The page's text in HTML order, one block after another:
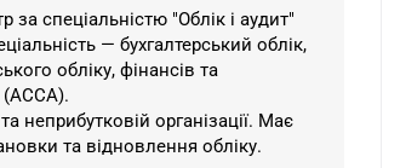
за спеціальністю "Облік і аудит"
— бухгалтерський облік,
обліку, фінансів та
неприбутковій організації. Має
та відновлення обліку.